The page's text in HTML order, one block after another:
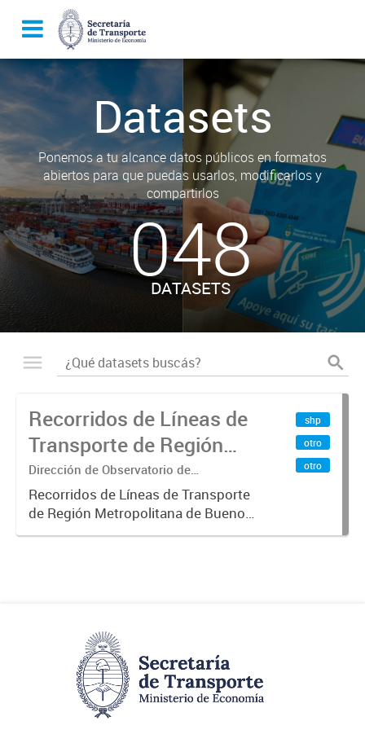
Datasets
Ponemos a tu alcance datos públicos en formatos
abiertos para que puedas usarlos, modificarlos y
compartirlos
048
DATASETS
Recorridos de Líneas de
Transporte de Región
Metropolitana de
Buenos Aires (RMBA)
Dirección de Observatorio de
Transporte, Estudio y Sistemas
Recorridos de Líneas de Transporte
de Región Metropolitana de Buenos
Aires (RMBA).-
shp
otro
otro